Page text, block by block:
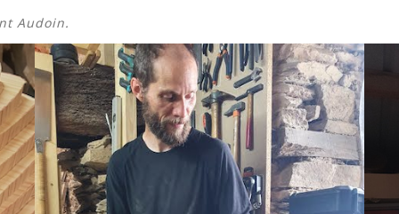
Audoin.